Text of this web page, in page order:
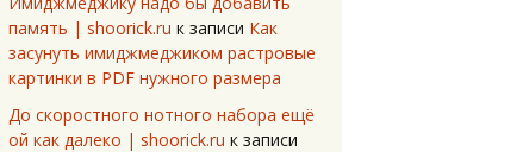
память | shoorick.ru к записи Как
засунуть имиджмеджиком растровые
картинки в PDF нужного размера
До скоростного нотного набора ещё
ой как далеко | shoorick.ru к записи